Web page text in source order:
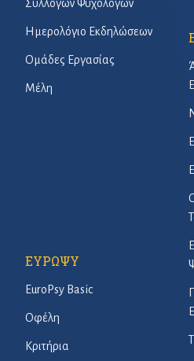
Συλλόγων Ψυχολόγων
Ημερολόγιο Εκδηλώσεων
Ομάδες Εργασίας
Μέλη
ΕΥΡΩΨΥ
EuroPsy Basic
Οφέλη
Κριτήρια